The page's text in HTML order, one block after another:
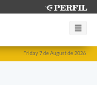
Friday 7 de August de 2026